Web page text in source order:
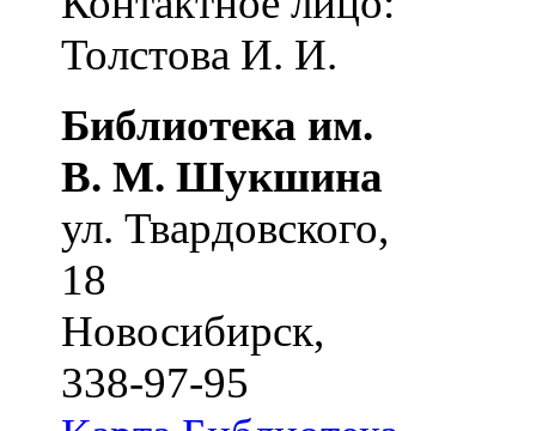
Толстова И. И.
Библиотека им.
В. М. Шукшина
ул. Твардовского,
18
Новосибирск,
338-97-95